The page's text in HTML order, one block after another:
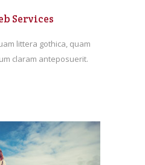
Services
littera gothica, quam
claram anteposuerit.